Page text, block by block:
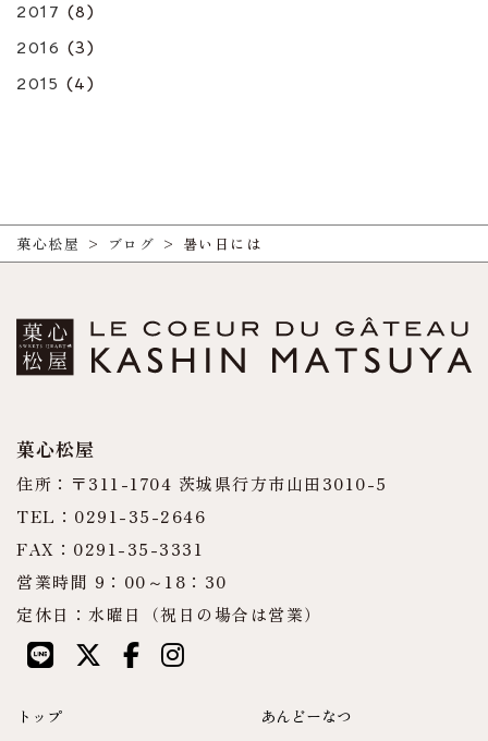
2017 (8)
2016 (3)
2015 (4)
菓心松屋 > ブログ > 暑い日には
菓心松屋
住所：〒311-1704 茨城県行方市山田3010-5
TEL：0291-35-2646
FAX：0291-35-3331
営業時間 9：00～18：30
定休日：水曜日（祝日の場合は営業）
トップ
あんどーなつ